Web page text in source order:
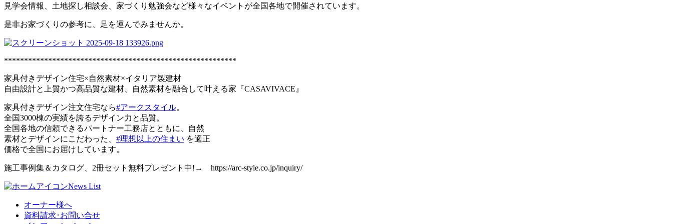
見学会情報、土地探し相談会、家づくり勉強会など様々なイベントが全国各地で開催されています。
是非お家づくりの参考に、足を運んでみませんか。
**********************************************************
家具付きデザイン住宅×自然素材×イタリア製建材
自由設計と上質かつ高品質な建材、自然素材を融合して叶える家『CASAVIVACE』
家具付きデザイン注文住宅なら#アークスタイル。
全国3000棟の実績を誇るデザイン力と品質。
全国各地の信頼できるパートナー工務店とともに、自然
素材とデザインにこだわった、 #理想以上の住まい を適正
価格で全国にお届けしています。
施工事例集＆カタログ、2冊セット無料プレゼント中!→ https://arc-style.co.jp/inquiry/
News List
オーナー様へ
資料請求･お問い合せ